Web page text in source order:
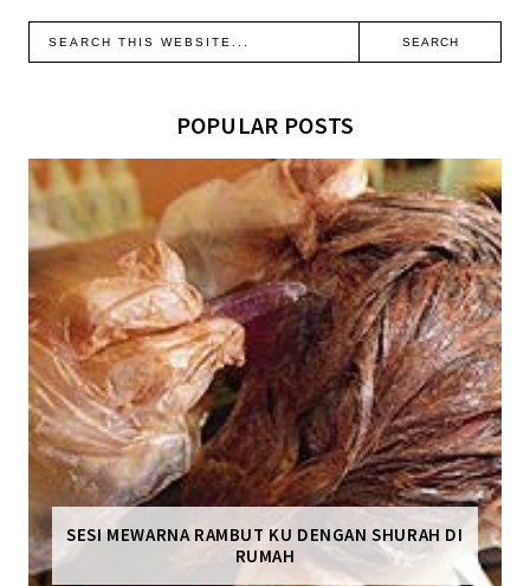
POPULAR POSTS
SESI MEWARNA RAMBUT KU DENGAN SHURAH DI
RUMAH